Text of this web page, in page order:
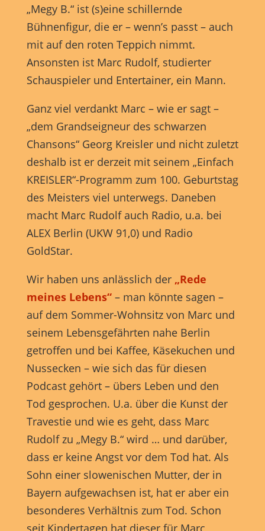
„Megy B.“ ist (s)eine schillernde
Bühnenfigur, die er – wenn’s passt – auch
mit auf den roten Teppich nimmt.
Ansonsten ist Marc Rudolf, studierter
Schauspieler und Entertainer, ein Mann.
Ganz viel verdankt Marc – wie er sagt –
„dem Grandseigneur des schwarzen
Chansons“ Georg Kreisler und nicht zuletzt
deshalb ist er derzeit mit seinem „Einfach
KREISLER“-Programm zum 100. Geburtstag
des Meisters viel unterwegs. Daneben
macht Marc Rudolf auch Radio, u.a. bei
ALEX Berlin (UKW 91,0) und Radio
GoldStar.
Wir haben uns anlässlich der „Rede
meines Lebens“– man könnte sagen –
auf dem Sommer-Wohnsitz von Marc und
seinem Lebensgefährten nahe Berlin
getroffen und bei Kaffee, Käsekuchen und
Nussecken – wie sich das für diesen
Podcast gehört – übers Leben und den
Tod gesprochen. U.a. über die Kunst der
Travestie und wie es geht, dass Marc
Rudolf zu „Megy B.“ wird … und darüber,
dass er keine Angst vor dem Tod hat. Als
Sohn einer slowenischen Mutter, der in
Bayern aufgewachsen ist, hat er aber ein
besonderes Verhältnis zum Tod. Schon
die Verwendung Ihrer Daten finden Sie in unserer
Datenschutzerklärung.
Hier finden Sie eine Übersicht über alle verwendeten Cookies.
Sie können Ihre Einwilligung zu ganzen Kategorien geben
oder sich weitere Informationen anzeigen lassen und so nur
bestimmte Cookies auswählen.
Nur essenzielle Cookies akzeptieren
Zurück
Datenschutzeinstellungen
Essenziell (1)
Essenzielle Cookies ermöglichen grundlegende Funktionen und sind für
die einwandfreie Funktion der Website erforderlich.
Marketing (1)
verwendet, um personalisierte Werbung anzuzeigen. Sie tun dies, indem
sie Besucher über Websites hinweg verfolgen.
Cookie-Informationen anzeigen
Externe Medien (7)
Inhalte von Videoplattformen und Social-Media-Plattformen werden
standardmäßig blockiert. Wenn Cookies von externen Medien akzeptiert
Einwilligung mehr.
Cookie-Informationen anzeigen
powered by Borlabs Cookie Datenschutzerklärung